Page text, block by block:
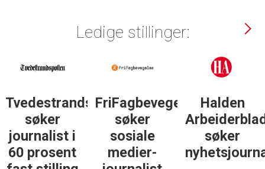
Ledige stillinger:
Tvedestrandsposten
søker
journalist i
60 prosent
FriFagbevegelse
søker
sosiale
medier-
Halden
søker